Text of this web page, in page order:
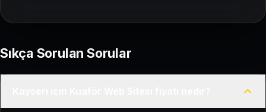
Sıkça Sorulan Sorular